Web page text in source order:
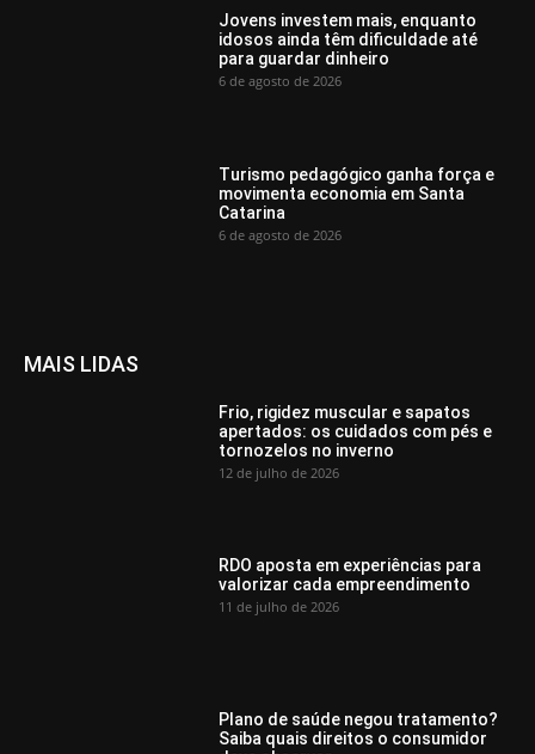
Jovens investem mais, enquanto
idosos ainda têm dificuldade até
para guardar dinheiro
6 de agosto de 2026
Turismo pedagógico ganha força e
movimenta economia em Santa
Catarina
6 de agosto de 2026
MAIS LIDAS
Frio, rigidez muscular e sapatos
apertados: os cuidados com pés e
tornozelos no inverno
12 de julho de 2026
RDO aposta em experiências para
valorizar cada empreendimento
11 de julho de 2026
Plano de saúde negou tratamento?
Saiba quais direitos o consumidor